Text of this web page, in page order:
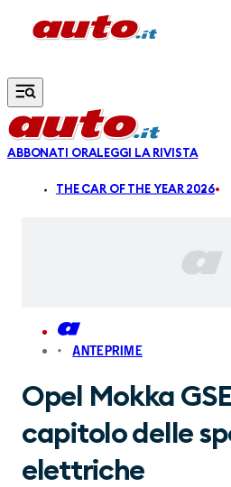
Vai al contenuto principale
ABBONATI ORALEGGI LA RIVISTA
THE CAR OF THE YEAR 2026
ANTEPRIME
Opel Mokka
capitolo delle
elettriche